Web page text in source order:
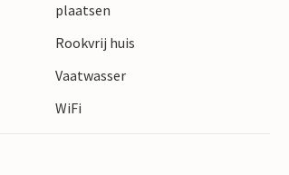
plaatsen
Rookvrij huis
Vaatwasser
WiFi